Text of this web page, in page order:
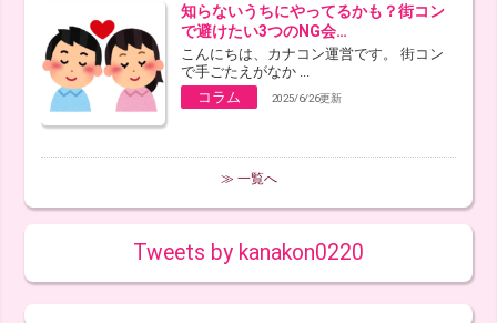
知らないうちにやってるかも？街コン
で避けたい3つのNG会…
こんにちは、カナコン運営です。 街コン
で手ごたえがなか ...
コラム
2025/6/26更新
≫ 一覧へ
Tweets by kanakon0220